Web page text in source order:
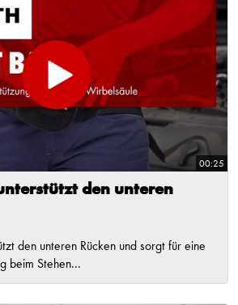
00:25
den unteren
den unteren Rücken und sorgt für eine
beim Stehen...